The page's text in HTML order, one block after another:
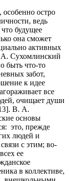
остро
ведь
что будущее
она сможет
активных
А. Сухомлинский
быть что-то
забот,
к идее
все
очищает души
В. А.
основы
это, прежде
людей и
с этим; во-
ее
в коллективе,